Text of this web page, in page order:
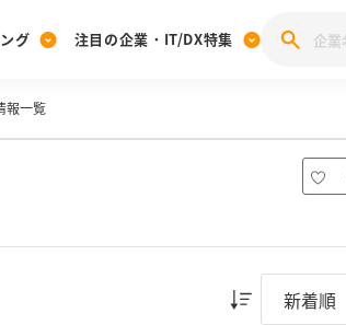
[27卒] 本選考体験記投稿キャンペーン
グ 注目の企業・IT/DX特集
報一覧